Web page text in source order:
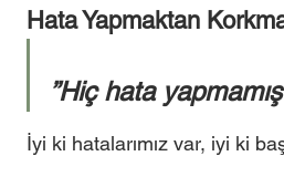
Hata Yapmaktan
”Hiç hata
İyi ki hatalarımız var, iyi ki